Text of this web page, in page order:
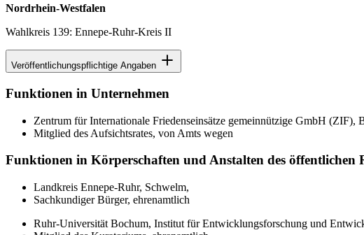
Nordrhein-Westfalen
Wahlkreis 139: Ennepe-Ruhr-Kreis II
Veröffentlichungspflichtige Angaben
Funktionen in Unternehmen
Zentrum für Internationale Friedenseinsätze gemeinnützige GmbH (ZIF),
Mitglied des Aufsichtsrates, von Amts wegen
Funktionen in Körperschaften und Anstalten des öffentlichen
Landkreis Ennepe-Ruhr, Schwelm,
Sachkundiger Bürger, ehrenamtlich
Ruhr-Universität Bochum, Institut für Entwicklungsforschung und